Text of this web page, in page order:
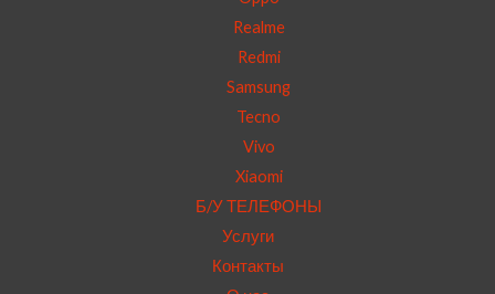
Realme
Redmi
Samsung
Tecno
Vivo
Xiaomi
Б/У ТЕЛЕФОНЫ
Услуги
Контакты